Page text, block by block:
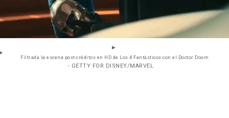
Filtrada la escena post-créditos en HD de Los 4 Fantásticos con el Doctor Doom
- GETTY FOR DISNEY/MARVEL